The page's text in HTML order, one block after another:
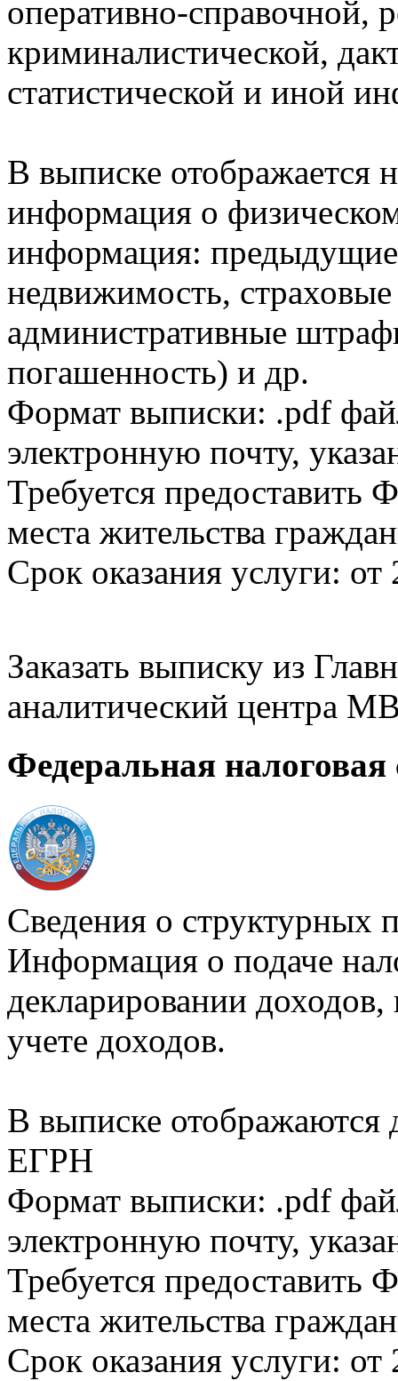
оперативно-справочной,
криминалистической,
статистической и иной
В выписке отображается
информация о
информация:
недвижимость,
административные
погашенность) и др.
Формат выписки: .pdf
электронную почту,
Требуется
места жительства
Срок оказания услуги: от
Заказать выписку из
аналитический центра
Федеральная налоговая
Сведения о структурных
Информация о подаче
декларировании доходов,
учете доходов.
В выписке
ЕГРН
Формат выписки: .pdf
электронную почту,
Требуется
места жительства
Срок оказания услуги: от